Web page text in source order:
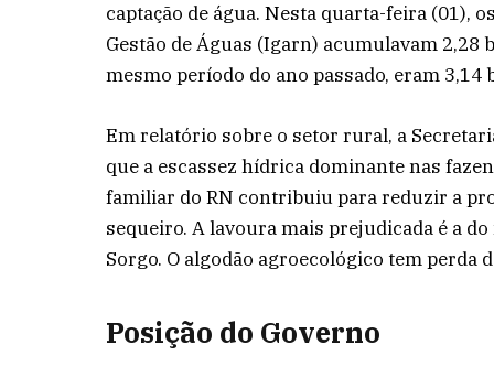
captação de água. Nesta quarta-feira
Gestão de Águas (Igarn) acumulavam 2,28
mesmo período do ano passado, eram
Em relatório sobre o setor rural, a
que a escassez hídrica dominante nas
familiar do RN contribuiu para reduzir a
sequeiro. A lavoura mais prejudicada é a
Sorgo. O algodão agroecológico tem perda
Posição do Governo